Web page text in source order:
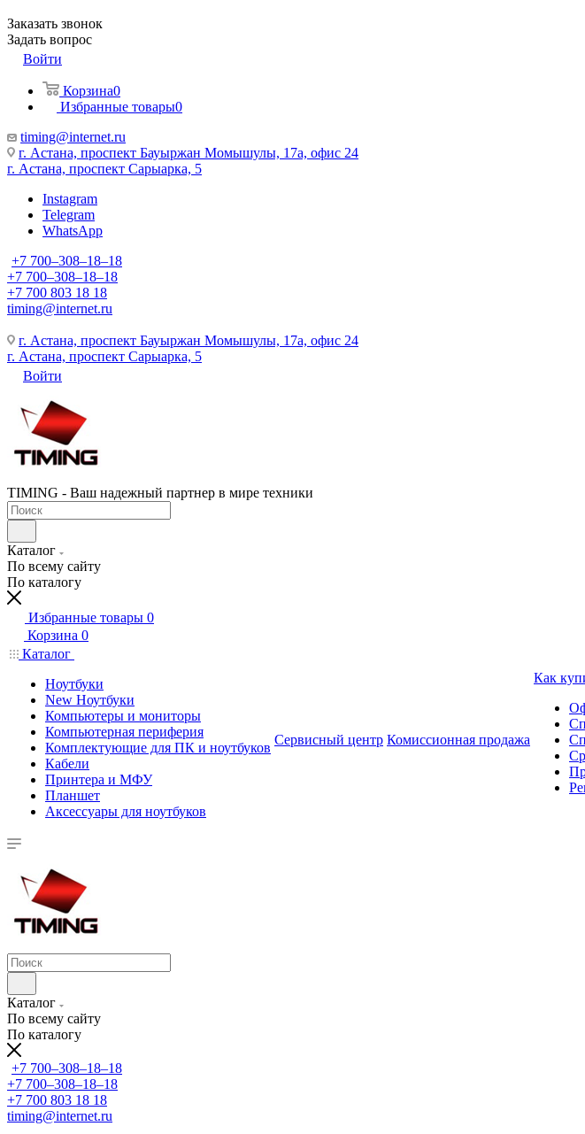
Заказать звонок
Задать вопрос
Войти
Корзина0
Избранные товары0
timing@internet.ru
г. Астана, проспект Бауыржан Момышулы, 17а, офис 24
г. Астана, проспект Сарыарка, 5
Instagram
Telegram
WhatsApp
+7 700‒308‒18‒18
+7 700‒308‒18‒18
+7 700 803 18 18
timing@internet.ru
г. Астана, проспект Бауыржан Момышулы, 17а, офис 24
г. Астана, проспект Сарыарка, 5
Войти
TIMING - Ваш надежный партнер в мире техники
Каталог
По всему сайту
По каталогу
Избранные товары 0
Корзина 0
Каталог
Ноутбуки
New Ноутбуки
Компьютеры и мониторы
Компьютерная периферия
Комплектующие для ПК и ноутбуков
Кабели
Принтера и МФУ
Планшет
Аксессуары для ноутбуков
Сервисный центр Комиссионная продажа
Как
Каталог
По всему сайту
По каталогу
+7 700‒308‒18‒18
+7 700‒308‒18‒18
+7 700 803 18 18
timing@internet.ru